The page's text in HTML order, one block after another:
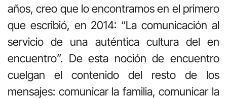
años, creo que lo encontramos en el primero
que escribió, en 2014: “La comunicación al
servicio de una auténtica cultura del en
encuentro”. De esta noción de encuentro
cuelgan el contenido del resto de los
mensajes: comunicar la familia, comunicar la